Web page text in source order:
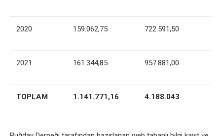
2020 159.062,75 722.591,50
2021 161.344,85 957.881,00
TOPLAM 1.141.771,16 4.188.043